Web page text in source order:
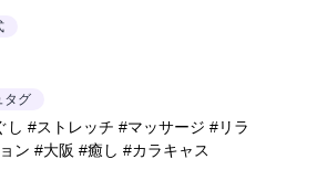
タグ
し #ストレッチ #マッサージ #リラ
ン #大阪 #癒し #カラキャス